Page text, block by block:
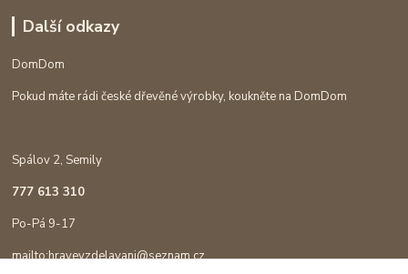
Další odkazy
DomDom
Pokud máte rádi české dřevěné výrobky, koukněte na DomDom
Spálov 2, Semily
777 613 310
Po-Pá 9-17
mailto:hravevzdelavani@seznam.cz